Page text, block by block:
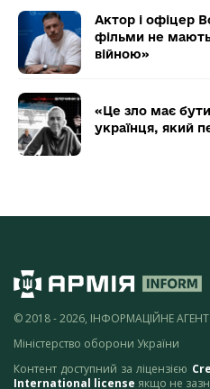
Актор і офіцер
фільми не мають
війною»
«Це зло має
українця, який
© 2018 - 2026, ІНФОРМАЦІЙНЕ
Міністерство оборони України
Контент доступний за ліцензією
International license якщо не